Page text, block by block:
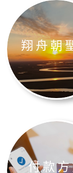
翔舟朝
付款